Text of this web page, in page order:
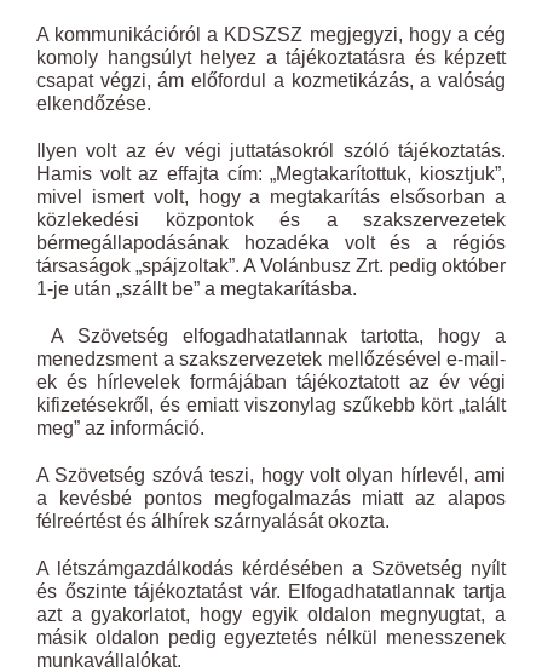
A kommunikációról a KDSZSZ megjegyzi, hogy a cég
komoly hangsúlyt helyez a tájékoztatásra és képzett
csapat végzi, ám előfordul a kozmetikázás, a valóság
elkendőzése.
Ilyen volt az év végi juttatásokról szóló tájékoztatás.
Hamis volt az effajta cím: „Megtakarítottuk, kiosztjuk”,
mivel ismert volt, hogy a megtakarítás elsősorban a
közlekedési központok és a szakszervezetek
bérmegállapodásának hozadéka volt és a régiós
társaságok „spájzoltak”. A Volánbusz Zrt. pedig október
1-je után „szállt be” a megtakarításba.
A Szövetség elfogadhatatlannak tartotta, hogy a
menedzsment a szakszervezetek mellőzésével e-mail-
ek és hírlevelek formájában tájékoztatott az év végi
kifizetésekről, és emiatt viszonylag szűkebb kört „talált
meg” az információ.
A Szövetség szóvá teszi, hogy volt olyan hírlevél, ami
a kevésbé pontos megfogalmazás miatt az alapos
félreértést és álhírek szárnyalását okozta.
A létszámgazdálkodás kérdésében a Szövetség nyílt
és őszinte tájékoztatást vár. Elfogadhatatlannak tartja
azt a gyakorlatot, hogy egyik oldalon megnyugtat, a
másik oldalon pedig egyeztetés nélkül menesszenek
munkavállalókat.